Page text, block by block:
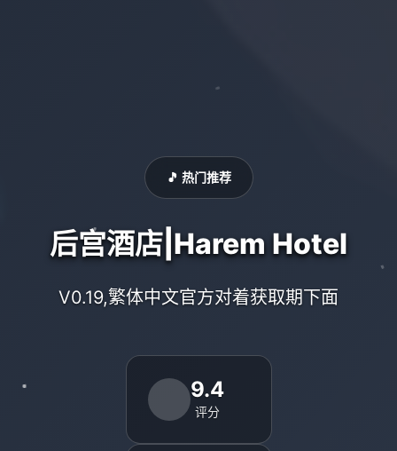
🎵 热门推荐
后宫酒店|Harem Hotel
V0.19,繁体中文官方对着获取期下面
9.4
评分